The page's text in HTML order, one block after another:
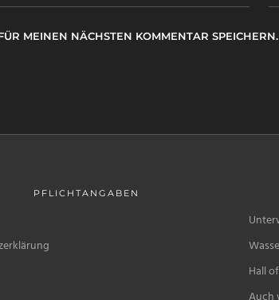
MEINEN NÄCHSTEN KOMMENTAR SPEICHERN.
PFLICHTANGABEN
Hall